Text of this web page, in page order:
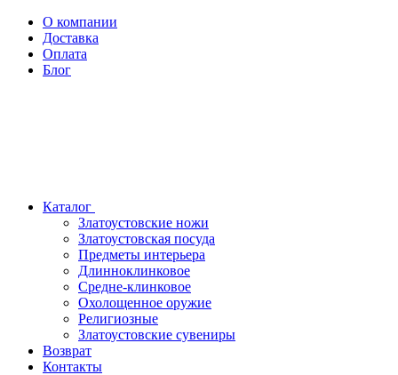
О компании
Доставка
Оплата
Блог
Каталог
Златоустовские ножи
Златоустовская посуда
Предметы интерьера
Длинноклинковое
Средне-клинковое
Охолощенное оружие
Религиозные
Златоустовские сувениры
Возврат
Контакты